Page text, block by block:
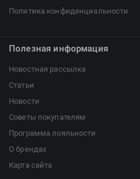
Политика конфиденциальности
Полезная информация
Новостная рассылка
Статьи
Новости
Советы покупателям
Программа лояльности
О брендах
Карта сайта